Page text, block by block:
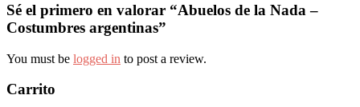
Sé el primero en valorar “Abuelos de la Nada –
Costumbres argentinas”
You must be logged in to post a review.
Carrito